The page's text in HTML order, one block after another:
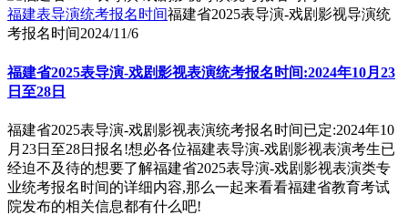
福建表导演统考报名时间福建省2025表导演-戏剧影视导演统
考报名时间2024/11/6
福建省2025表导演-戏剧影视表演统考报名时间:2024年10月23
日至28日
福建省2025表导演-戏剧影视表演统考报名时间已定:2024年10
月23日至28日报名!想必各位福建表导演-戏剧影视表演考生已
经迫不及待的想要了解福建省2025表导演-戏剧影视表演类专
业统考报名时间的详细内容,那么一起来看看福建省教育考试
院发布的相关信息都有什么吧!